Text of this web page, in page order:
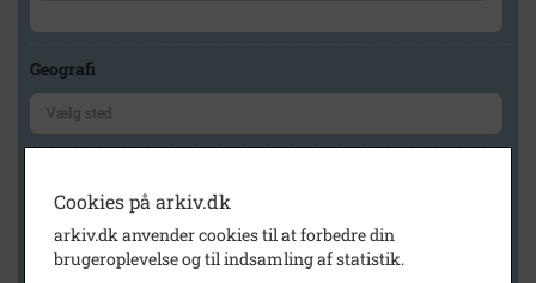
Geografi
Vis kun med billeder
Vis kun med filmklip
Cookies på arkiv.dk
arkiv.dk anvender cookies til at forbedre din
brugeroplevelse og til indsamling af statistik.